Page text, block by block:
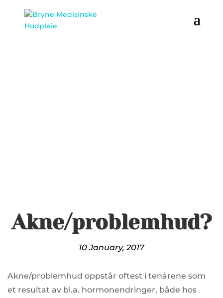
Akne/problemhud?
10 January, 2017
Akne/problemhud oppstår oftest i tenårene som
et resultat av bl.a. hormonendringer, både hos